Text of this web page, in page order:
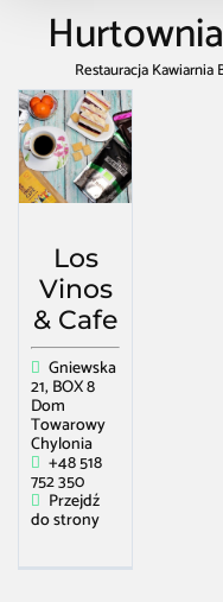
Restauracja Kawiarnia
Los
Vinos
& Cafe
Gniewska
21, BOX 8
Dom
Towarowy
Chylonia
+48 518
752 350
Przejdź
do strony